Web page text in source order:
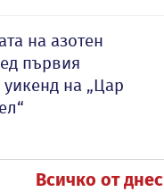
на азотен
първия
на „Цар
Всичко от днес